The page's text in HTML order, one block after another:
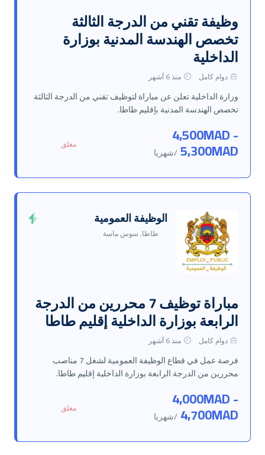
وظيفة تقني من الدرجة الثالثة
تخصص الهندسة المدنية بوزارة
الداخلية
دوام كامل منذ 6 أشهر
وزارة الداخلية تعلن عن مباراة لتوظيف تقني من الدرجة الثالثة
تخصص الهندسة المدنية بإقليم طاطا.
4,500MAD -
5,300MAD /شهريا
مغلق
الوظيفة العمومية
طاطا, سوس ماسة
مباراة توظيف 7 محررين من الدرجة
الرابعة بوزارة الداخلية إقليم طاطا
دوام كامل منذ 6 أشهر
فرصة عمل في قطاع الوظيفة العمومية لشغل 7 مناصب
محررين من الدرجة الرابعة بوزارة الداخلية إقليم طاطا.
4,000MAD -
4,700MAD /شهريا
مغلق